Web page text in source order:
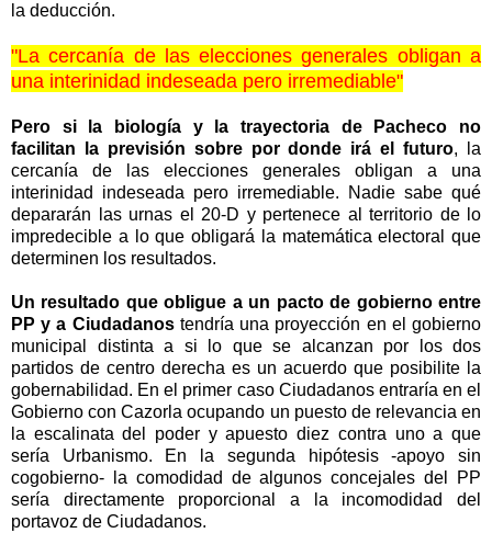
la deducción.
"La cercanía de las elecciones generales obligan a
una interinidad indeseada pero irremediable"
Pero si la biología y la trayectoria de Pacheco no
facilitan la previsión sobre por donde irá el futuro, la
cercanía de las elecciones generales obligan a una
interinidad indeseada pero irremediable. Nadie sabe qué
depararán las urnas el 20-D y pertenece al territorio de lo
impredecible a lo que obligará la matemática electoral que
determinen los resultados.
Un resultado que obligue a un pacto de gobierno entre
PP y a Ciudadanostendría una proyección en el gobierno
municipal distinta a si lo que se alcanzan por los dos
partidos de centro derecha es un acuerdo que posibilite la
gobernabilidad. En el primer caso Ciudadanos entraría en el
Gobierno con Cazorla ocupando un puesto de relevancia en
la escalinata del poder y apuesto diez contra uno a que
sería Urbanismo. En la segunda hipótesis -apoyo sin
cogobierno- la comodidad de algunos concejales del PP
sería directamente proporcional a la incomodidad del
portavoz de Ciudadanos.